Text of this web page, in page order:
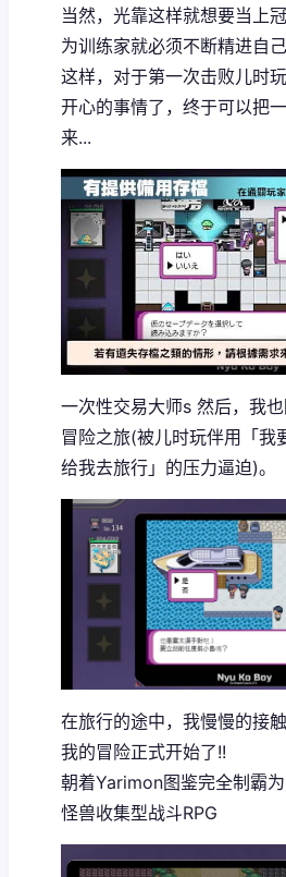
当然，光靠这样就想要当上
为训练家就必须不断精进自
这样，对于第一次击败儿时
开心的事情了，终于可以把
来...
一次性交易大师s 然后，我
冒险之旅(被儿时玩伴用「我
给我去旅行」的压力逼迫)。
在旅行的途中，我慢慢的接
我的冒险正式开始了!!
朝着Yarimon图鉴完全制霸
怪兽收集型战斗RPG